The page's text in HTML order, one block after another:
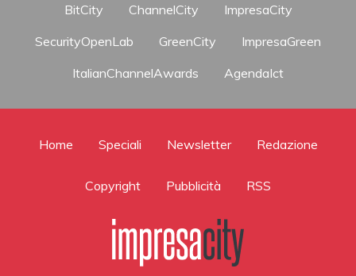
BitCity ChannelCity
ImpresaCity
SecurityOpenLab
GreenCity
ImpresaGreen
ItalianChannelAwards
AgendaIct
Home Speciali Newsletter Redazione
Copyright Pubblicità RSS